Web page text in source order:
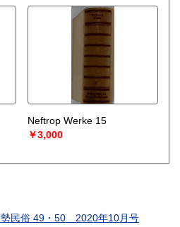
Neftrop Werke 15
￥3,000
民俗 49・50 2020年10月号